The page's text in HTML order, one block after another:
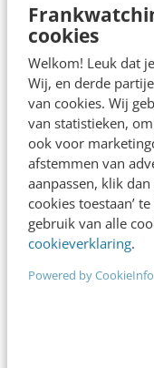
cookies
Welkom! Leuk dat
Wij, en derde
van cookies. Wij
van statistieken,
ook voor
afstemmen van
aanpassen, klik dan
cookies toestaan’
gebruik van alle
cookieverklaring.
Powered by CookieInfo
helpen bij
creatie, ad-
Google Ads-
tools
Ads als meer
gebruiken. Test
interessant zijn
voor je.
Maken jullie